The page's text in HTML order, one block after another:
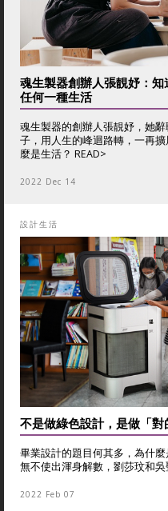
魂生製器創辦人張靚妤：
任何一種生活
魂生製器的創辦人張靚妤，她
子，用人生的峰迴路轉，一再
麼是生活？ READ>
2022 Dec 14
設計生活
不是做綠色設計，是做「
畢業設計的題目何其多，為什
無不使出渾身解數，劉莎玟和
2022 Feb 07